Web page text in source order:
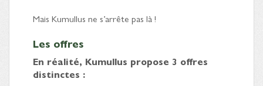
Mais Kumullus ne s’arrête pas là !
Les offres
En réalité, Kumullus propose 3 offres
distinctes :